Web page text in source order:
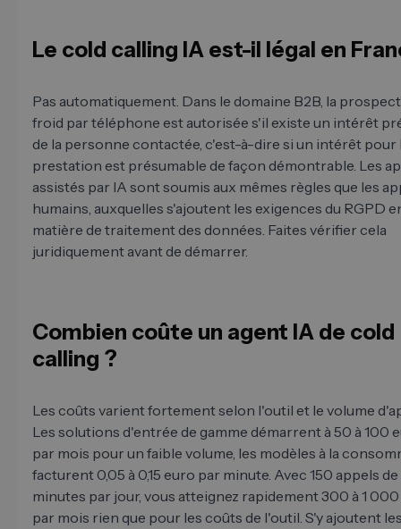
Le cold calling IA est-il légal en
Pas automatiquement. Dans le domaine B2B, la
froid par téléphone est autorisée s'il existe un intérêt
de la personne contactée, c'est-à-dire si un intérêt pour
prestation est présumable de façon démontrable. Les
assistés par IA sont soumis aux mêmes règles que les
humains, auxquelles s'ajoutent les exigences du RGPD
matière de traitement des données. Faites vérifier cela
juridiquement avant de démarrer.
Combien coûte un agent IA de cold
calling ?
Les coûts varient fortement selon l'outil et le volume
Les solutions d'entrée de gamme démarrent à 50 à 100
par mois pour un faible volume, les modèles à la
facturent 0,05 à 0,15 euro par minute. Avec 150 appels
minutes par jour, vous atteignez rapidement 300 à 1
par mois rien que pour les coûts de l'outil. S'y ajoutent